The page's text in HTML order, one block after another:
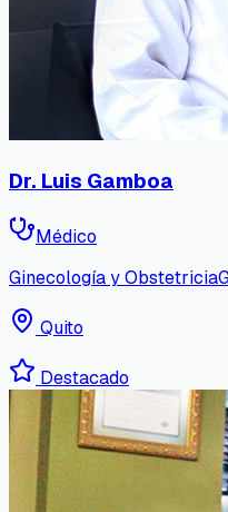
Dr. Luis Gamboa
Médico
Ginecología y Obstetricia
Quito
Destacado